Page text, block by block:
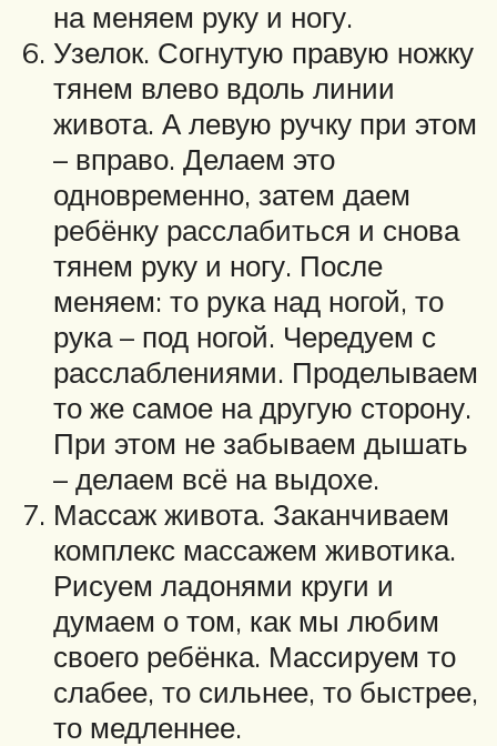
на меняем руку и ногу.
Узелок. Согнутую правую ножку
тянем влево вдоль линии
живота. А левую ручку при этом
– вправо. Делаем это
одновременно, затем даем
ребёнку расслабиться и снова
тянем руку и ногу. После
меняем: то рука над ногой, то
рука – под ногой. Чередуем с
расслаблениями. Проделываем
то же самое на другую сторону.
При этом не забываем дышать
– делаем всё на выдохе.
Массаж живота. Заканчиваем
комплекс массажем животика.
Рисуем ладонями круги и
думаем о том, как мы любим
своего ребёнка. Массируем то
слабее, то сильнее, то быстрее,
то медленнее.